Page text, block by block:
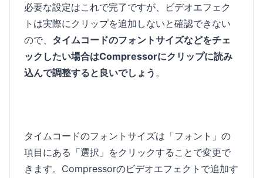
必要な設定はこれで完了ですが、ビデオエフェク
トは実際にクリップを追加しないと確認できない
ので、 タイムコードのフォントサイズなどをチェ
ックしたい場合はCompressorにクリップに読み
込んで調整すると良いでしょう 。
タイムコードのフォントサイズは「フォント」の
項目にある「選択」をクリックすることで変更で
きます。Compressorのビデオエフェクトで追加す